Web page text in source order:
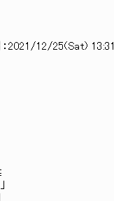
2021/12/25(Sat)